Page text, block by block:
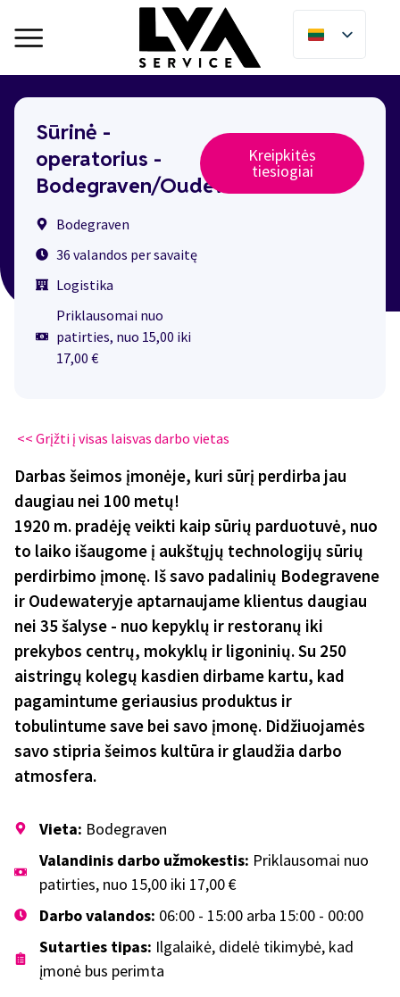
Sūrinė -
operatorius -
Bodegraven/Oudewater
Bodegraven
36 valandos per savaitę
Logistika
Priklausomai nuo
patirties, nuo 15,00 iki
17,00 €
Kreipkitės
tiesiogiai
<< Grįžti į visas laisvas darbo vietas
Darbas šeimos įmonėje, kuri sūrį perdirba jau
daugiau nei 100 metų!
1920 m. pradėję veikti kaip sūrių parduotuvė, nuo
to laiko išaugome į aukštųjų technologijų sūrių
perdirbimo įmonę. Iš savo padalinių Bodegravene
ir Oudewateryje aptarnaujame klientus daugiau
nei 35 šalyse - nuo kepyklų ir restoranų iki
prekybos centrų, mokyklų ir ligoninių. Su 250
aistringų kolegų kasdien dirbame kartu, kad
pagamintume geriausius produktus ir
tobulintume save bei savo įmonę. Didžiuojamės
savo stipria šeimos kultūra ir glaudžia darbo
atmosfera.
Vieta: Bodegraven
Valandinis darbo užmokestis: Priklausomai nuo
patirties, nuo 15,00 iki 17,00 €
Darbo valandos: 06:00 - 15:00 arba 15:00 - 00:00
Sutarties tipas: Ilgalaikė, didelė tikimybė, kad
įmonė bus perimta